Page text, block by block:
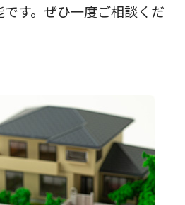
す。ぜひ一度ご相談くだ